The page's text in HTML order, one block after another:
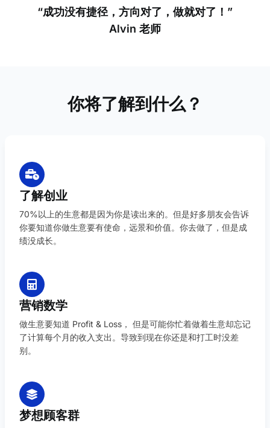
“成功没有捷径，方向对了，做就对了！”
Alvin 老师
你将了解到什么？
了解创业
70%以上的生意都是因为你是读出来的。但是好多朋友会告诉
你要知道你做生意要有使命，远景和价值。你去做了，但是成
绩没成长。
营销数学
做生意要知道 Profit & Loss， 但是可能你忙着做着生意却忘记
了计算每个月的收入支出。导致到现在你还是和打工时没差
别。
梦想顾客群